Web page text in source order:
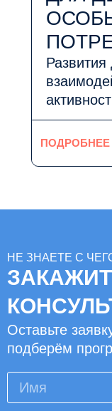
Развития
НЕ ЗНАЕТЕ С
Оставьте
подберём